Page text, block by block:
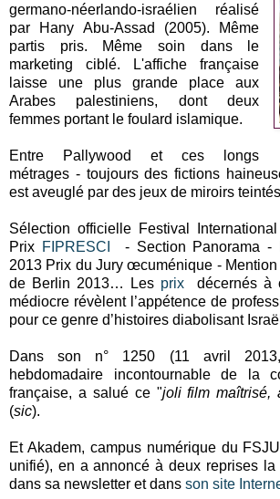
germano-néerlando-israélien réalisé
par Hany Abu-Assad (2005). Même
partis pris. Même soin dans le
marketing ciblé. L'affiche française
laisse une plus grande place aux
Arabes palestiniens, dont deux
femmes portant le foulard islamique.
Entre Pallywood et ces longs
métrages - toujours des fictions
est aveuglé par des jeux de miroirs
Sélection officielle Festival
Prix FIPRESCI
- Section Panorama -
2013 Prix du Jury œcuménique - Mention
de Berlin 2013… Les prix décernés à
médiocre révèlent l’appétence de
pour ce genre d’histoires diabolisant
Dans son n° 1250 (11 avril
hebdomadaire incontournable de la
française, a salué ce "joli film maîtrisé,
(sic).
Et Akadem, campus numérique du
unifié), en a annoncé à deux reprises
dans sa newsletter et dans son site